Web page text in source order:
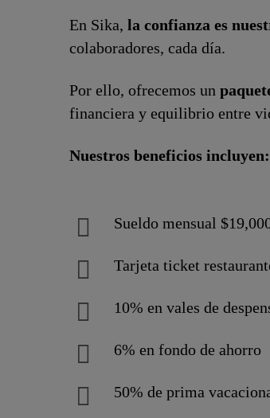
En Sika, la confianza es
colaboradores, cada día.
Por ello, ofrecemos un
financiera y equilibrio entre
Nuestros beneficios incluyen:
Sueldo mensual
Tarjeta ticket
10% en vales de
6% en fondo de ahorro
50% de prima